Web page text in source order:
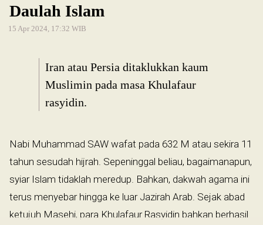
Daulah Islam
15 Apr 2024, 17:32 WIB
Iran atau Persia ditaklukkan kaum
Muslimin pada masa Khulafaur
rasyidin.
Nabi Muhammad SAW wafat pada 632 M atau sekira 11
tahun sesudah hijrah. Sepeninggal beliau, bagaimanapun,
syiar Islam tidaklah meredup. Bahkan, dakwah agama ini
terus menyebar hingga ke luar Jazirah Arab. Sejak abad
ketujuh Masehi, para Khulafaur Rasyidin bahkan berhasil